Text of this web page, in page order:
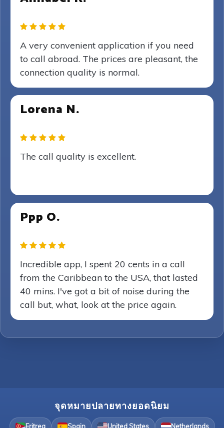
A very convenient application if you need
to call abroad. The prices are pleasant, the
connection quality is normal.
Lorena N.
The call quality is excellent.
Ppp O.
Incredible app, I spent 20 cents in a call
from the Caribbean to the USA, that lasted
40 mins. I've got a bit of noise during the
call but, what, look at the price again.
จุดหมายปลายทางยอดนิยม
Eritrea Spain United States Netherlands